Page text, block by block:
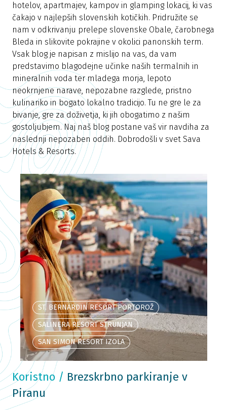
hotelov, apartmajev, kampov in glamping lokacij, ki vas
čakajo v najlepših slovenskih kotičkih. Pridružite se
nam v odkrivanju prelepe slovenske Obale, čarobnega
Bleda in slikovite pokrajine v okolici panonskih term.
Vsak blog je napisan z mislijo na vas, da vam
predstavimo blagodejne učinke naših termalnih in
mineralnih voda ter mladega morja, lepoto
neokrnjene narave, nepozabne razglede, pristno
kulinariko in bogato lokalno tradicijo. Tu ne gre le za
bivanje, gre za doživetja, ki jih obogatimo z našim
gostoljubjem. Naj naš blog postane vaš vir navdiha za
naslednji nepozaben oddih. Dobrodošli v svet Sava
Hotels & Resorts.
ST. BERNARDIN RESORT PORTOROŽ
SALINERA RESORT STRUNJAN
SAN SIMON RESORT IZOLA
Koristno / Brezskrbno parkiranje v
Piranu